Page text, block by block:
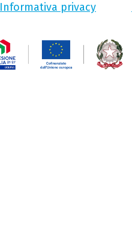
Informativa privacy